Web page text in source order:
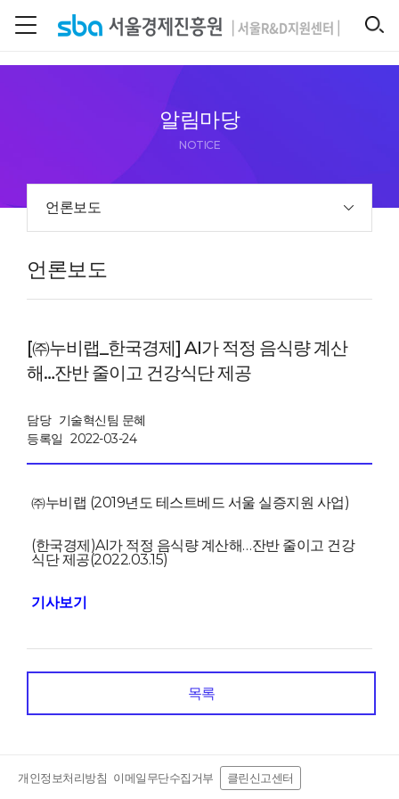
알림마당
NOTICE
언론보도
언론보도
[㈜누비랩_한국경제] AI가 적정 음식량 계산
해…잔반 줄이고 건강식단 제공
담당 기술혁신팀 문혜
등록일 2022-03-24
㈜누비랩 (2019년도 테스트베드 서울 실증지원 사업)
(한국경제)AI가 적정 음식량 계산해…잔반 줄이고 건강
식단 제공(2022.03.15)
기사보기
목록
개인정보처리방침 이메일무단수집거부 클린신고센터